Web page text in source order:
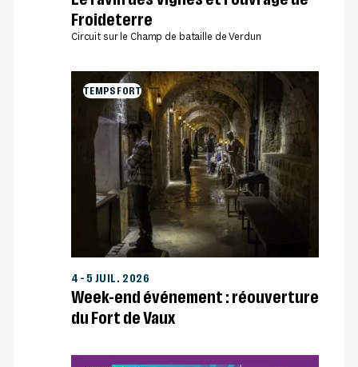
Froideterre
Circuit sur le Champ de bataille de Verdun
TEMPS FORT
4 – 5 JUIL. 2026
Week-end événement : réouverture
du Fort de Vaux